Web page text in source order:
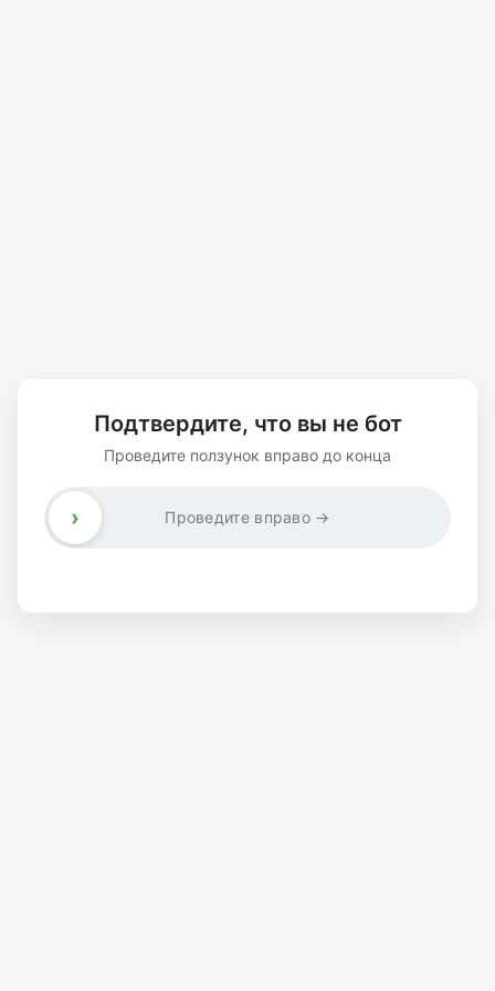
Подтвердите, что вы не бот
Проведите ползунок вправо до конца
Проведите вправо →
›